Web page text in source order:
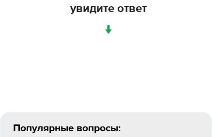
увидите ответ
↓
Популярные вопросы: